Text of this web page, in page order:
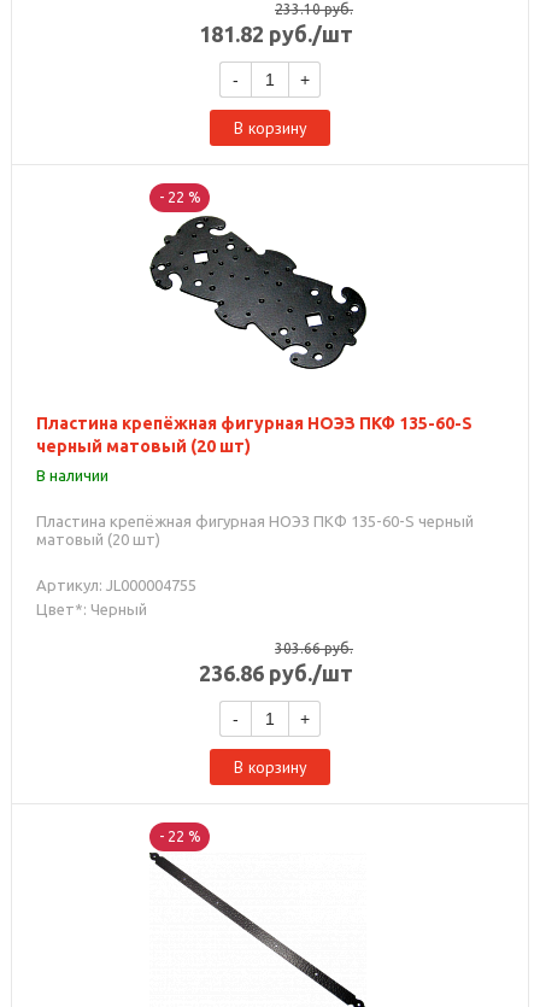
233.10руб.
181.82 руб./шт
- +
В корзину
- 22 %
Пластина крепёжная фигурная НОЭЗ ПКФ 135-60-S
черный матовый (20 шт)
В наличии
Пластина крепёжная фигурная НОЭЗ ПКФ 135-60-S черный
матовый (20 шт)
Артикул: JL000004755
Цвет*: Черный
303.66руб.
236.86 руб./шт
- +
В корзину
- 22 %